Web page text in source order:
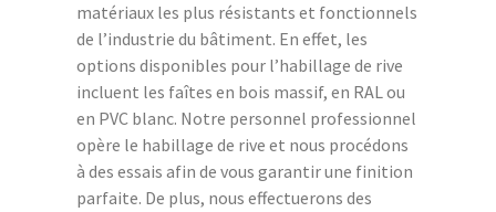
matériaux les plus résistants et fonctionnels
de l’industrie du bâtiment. En effet, les
options disponibles pour l’habillage de rive
incluent les faîtes en bois massif, en RAL ou
en PVC blanc. Notre personnel professionnel
opère le habillage de rive et nous procédons
à des essais afin de vous garantir une finition
parfaite. De plus, nous effectuerons des